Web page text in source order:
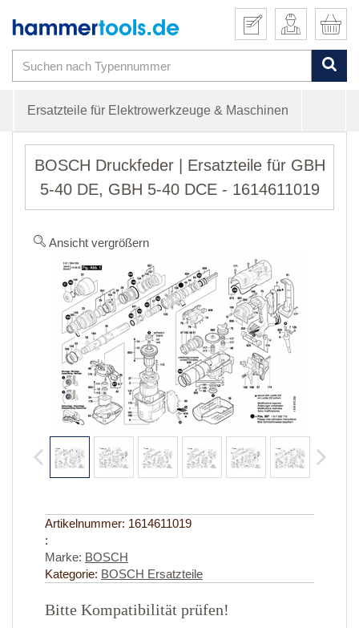
Ersatzteile für Elektrowerkzeuge & Maschinen
BOSCH Druckfeder | Ersatzteile für GBH
5-40 DE, GBH 5-40 DCE - 1614611019
Ansicht vergrößern
Artikelnummer: 1614611019
:
Marke: BOSCH
Kategorie: BOSCH Ersatzteile
Bitte Kompatibilität prüfen!